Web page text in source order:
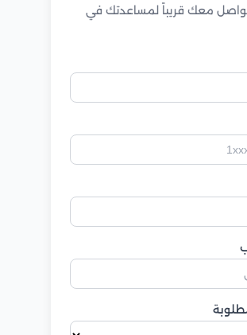
معك قريباً لمساعدتك في